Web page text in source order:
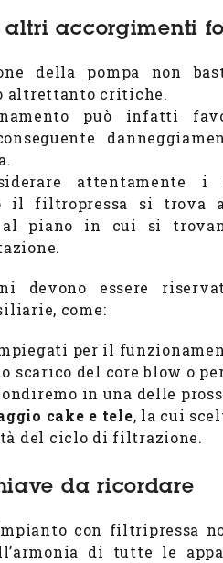
altri accorgimenti
della pompa non
altrettanto critiche.
può infatti
attentamente i
il filtropressa si trova
al piano in cui si
devono essere
come:
per il
scarico del core blow o
in una delle
cake e tele, la cui
del ciclo di filtrazione.
da ricordare
con filtripressa
di tutte le